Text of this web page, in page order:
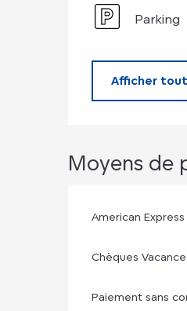
Parking
Afficher
Moyens de
American Express
Chèques
Paiement sans